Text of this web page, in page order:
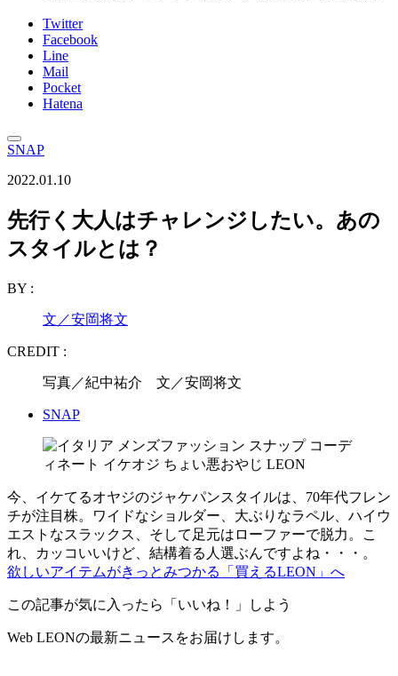
Twitter
Facebook
Line
Mail
Pocket
Hatena
SNAP
2022.01.10
先行く大人はチャレンジしたい。あの
スタイルとは？
BY :
文／安岡将文
CREDIT :
写真／紀中祐介 文／安岡将文
SNAP
今、イケてるオヤジのジャケパンスタイルは、70年代フレン
チが注目株。ワイドなショルダー、大ぶりなラペル、ハイウ
エストなスラックス、そして足元はローファーで脱力。こ
れ、カッコいいけど、結構着る人選ぶんですよね・・・。
欲しいアイテムがきっとみつかる「買えるLEON」へ
この記事が気に入ったら「いいね！」しよう
Web LEONの最新ニュースをお届けします。